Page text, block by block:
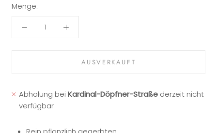
Menge:
AUSVERKAUFT
Abholung beiKardinal-Döpfner-Straße derzeit nicht
verfügbar